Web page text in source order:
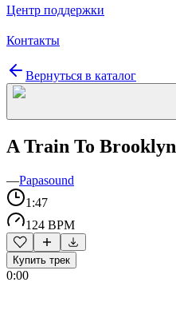
Центр поддержки
Контакты
Вернуться в каталог
A Train To Brooklyn
—Papasound
1:47
124 BPM
Купить трек
0:00